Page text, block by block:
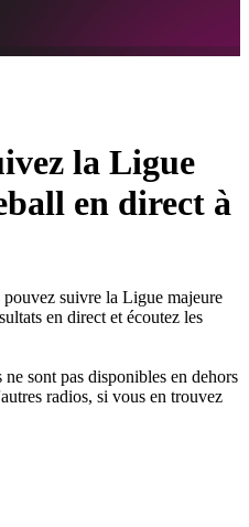
la Ligue
en direct à
suivre la Ligue majeure
en direct et écoutez les
ne sont pas disponibles en dehors
radios, si vous en trouvez